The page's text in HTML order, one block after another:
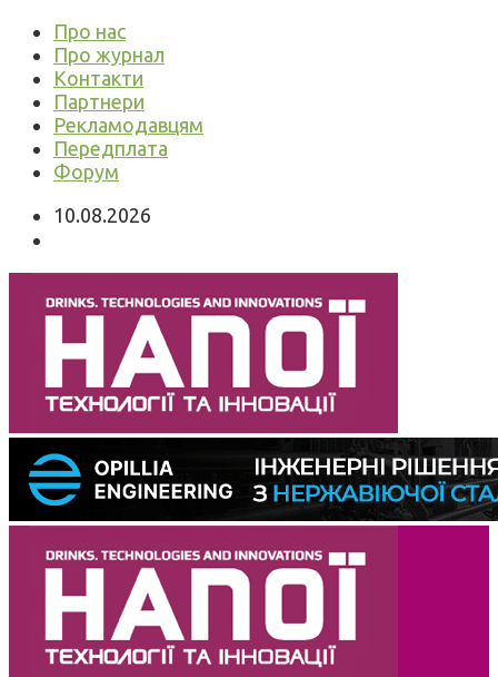
Про нас
Про журнал
Контакти
Партнери
Рекламодавцям
Передплата
Форум
10.08.2026